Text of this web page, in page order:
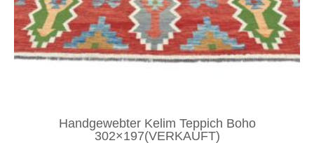
Handgewebter Kelim Teppich Boho
302×197(VERKAUFT)